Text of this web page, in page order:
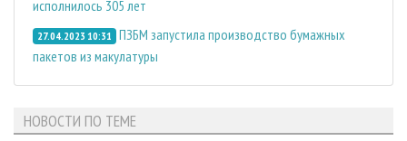
исполнилось 305 лет
27.04.2023 10:31 ПЗБМ запустила производство бумажных
пакетов из макулатуры
НОВОСТИ ПО ТЕМЕ